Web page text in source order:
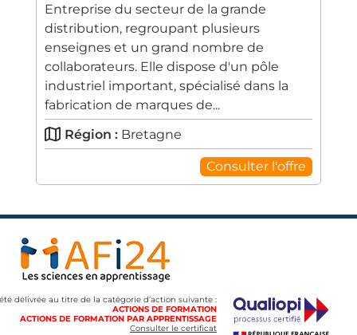
Entreprise du secteur de la grande
distribution, regroupant plusieurs
enseignes et un grand nombre de
collaborateurs. Elle dispose d'un pôle
industriel important, spécialisé dans la
fabrication de marques de...
Région : Bretagne
Consulter l'offre
délivrée au titre de la catégorie d’action suivante :
ACTIONS DE FORMATION
ACTIONS DE FORMATION PAR APPRENTISSAGE
Consulter le certificat